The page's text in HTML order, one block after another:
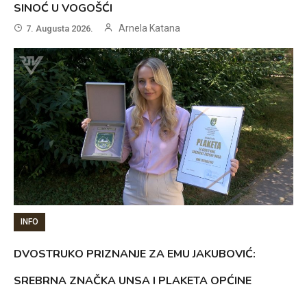
SINOĆ U VOGOŠĆI
7. Augusta 2026. Arnela Katana
INFO
DVOSTRUKO PRIZNANJE ZA EMU JAKUBOVIĆ:
SREBRNA ZNAČKA UNSA I PLAKETA OPĆINE